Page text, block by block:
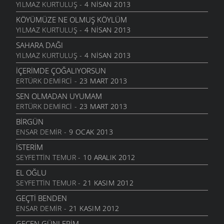
KADRIYE’M
13 EKIM 2010
BULAMADIM
13 EKIM 2010
DÖRT MEVSIM
13 EKIM 2010
BUGÜN NAZLI YARI GÖRDÜM
11 EKIM 2010
KURTULUŞ GÜNÜ
11 EKIM 2010
ÇEVREMIZI KORUYALIM
11 EKIM 2010
CUMHURIYET
9 EKIM 2010
HAYVANLAR
9 EKIM 2010
BEŞ DUYU
9 EKIM 2010
YILMAZ KURTULUŞ - 4 NISAN 2013
KÖYÜMÜZE NE OLMUŞ KÖYLÜM
YILMAZ KURTULUŞ - 4 NISAN 2013
SAHARA DAĞI
YILMAZ KURTULUŞ - 4 NISAN 2013
İÇERIMDE ÇOĞALIYORSUN
ERTÜRK DEMIRCI - 23 MART 2013
SEN OLMADAN UYUMAM
ERTÜRK DEMIRCI - 23 MART 2013
BIRGÜN
ENSAR DEMIR - 9 OCAK 2013
İSTERIM
SEYFETTIN TEMUR- 10 ARALIK 2012
EL OĞLU
SEYFETTIN TEMUR- 21 KASIM 2012
GEÇTI BENDEN
ENSAR DEMIR - 21 KASIM 2012